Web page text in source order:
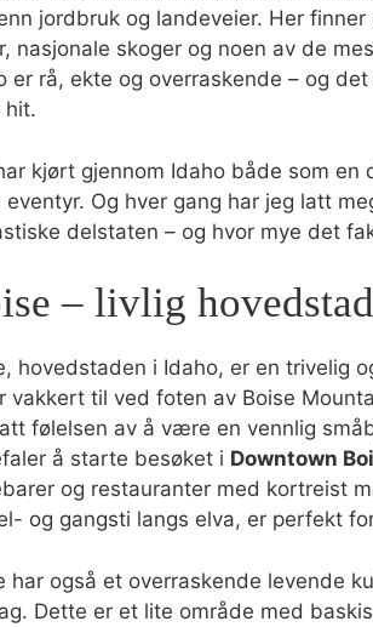
jordbruk og landeveier. Her
nasjonale skoger og noen av de
er rå, ekte og overraskende – og
hit.
kjørt gjennom Idaho både som
eventyr. Og hver gang har jeg latt
delstaten – og hvor mye det
– livlig
hovedstaden i Idaho, er en trivelig
vakkert til ved foten av Boise
følelsen av å være en vennlig
å starte besøket i Downtown
og restauranter med kortreist
og gangsti langs elva, er perfekt
har også et overraskende levende
Dette er et lite område med